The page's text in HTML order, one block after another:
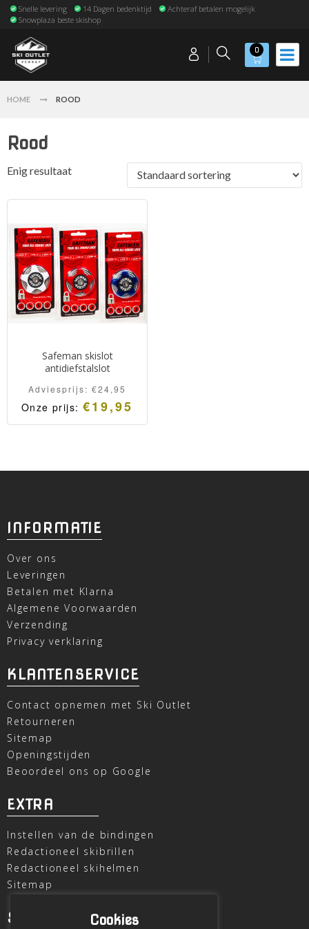
Snelle levering 14 Dagen bedenktijd
Achteraf betalen mogelijk
Snowplaza beste skishop
0
HOME ROOD
Rood
Enig resultaat
Safeman skislot
antidiefstalslot
Adviesprijs: €24,95
Onze prijs: €19,95
INFORMATIE
Over ons
Leveringen
Betalen met Klarna
Algemene Voorwaarden
Verzending
Privacy verklaring
KLANTENSERVICE
Contact opnemen met Ski Outlet
Retourneren
Sitemap
Openingstijden
Beoordeel ons op Google
EXTRA
Instellen van de bindingen
Redactioneel skibrillen
Redactioneel skihelmen
Sitemap
SKI OUTLETCookies